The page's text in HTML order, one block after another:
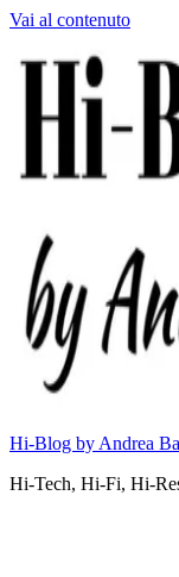
Vai al contenuto
Hi-Blog by Andrea
Hi-Tech, Hi-Fi, Hi-